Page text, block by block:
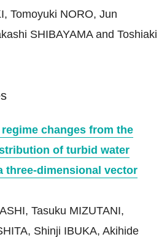
Tomoyuki NORO, Jun
SHIBAYAMA and Toshiaki
changes from the
of turbid water
three-dimensional vector
Tasuku MIZUTANI,
Shinji IBUKA, Akihide